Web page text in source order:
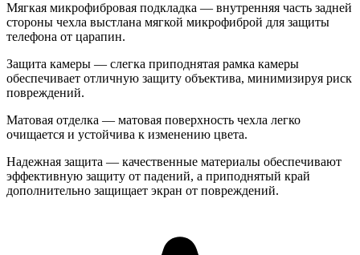
Мягкая микрофибровая подкладка — внутренняя часть задней
стороны чехла выстлана мягкой микрофиброй для защиты
телефона от царапин.
Защита камеры — слегка приподнятая рамка камеры
обеспечивает отличную защиту объектива, минимизируя риск
повреждений.
Матовая отделка — матовая поверхность чехла легко
очищается и устойчива к изменению цвета.
Надежная защита — качественные материалы обеспечивают
эффективную защиту от падений, а приподнятый край
дополнительно защищает экран от повреждений.